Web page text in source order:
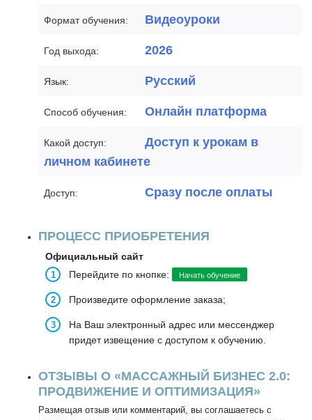
Формат обучения: Видеоуроки
Год выхода: 2026
Язык: Русский
Способ обучения: Онлайн платформа
Какой доступ:
Доступ к урокам в
личном кабинете
Доступ: Сразу после оплаты
ПРОЦЕСС ПРИОБРЕТЕНИЯ
Официальный сайт
Перейдите по кнопке:
Начать обучение
Произведите оформление заказа;
На Ваш электронный адрес или мессенджер
придет извещение с доступом к обучению.
ОТЗЫВЫ О «МАССАЖНЫЙ БИЗНЕС 2.0:
ПРОДВИЖЕНИЕ И ОПТИМИЗАЦИЯ»
Размещая отзыв или комментарий, вы соглашаетесь с